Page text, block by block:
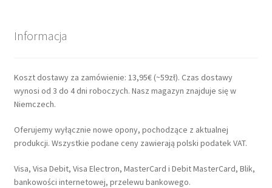
Informacja
Koszt dostawy za zamówienie: 13,95€ (~59zł). Czas dostawy
wynosi od 3 do 4 dni roboczych. Nasz magazyn znajduje się w
Niemczech.
Oferujemy wyłącznie nowe opony, pochodzące z aktualnej
produkcji. Wszystkie podane ceny zawierają polski podatek VAT.
Visa, Visa Debit, Visa Electron, MasterCard i Debit MasterCard, Blik,
bankowości internetowej, przelewu bankowego.